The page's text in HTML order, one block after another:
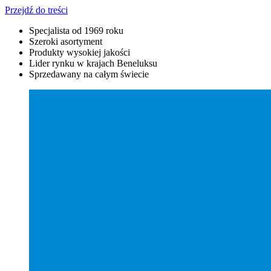
Przejdź do treści
Specjalista od 1969 roku
Szeroki asortyment
Produkty wysokiej jakości
Lider rynku w krajach Beneluksu
Sprzedawany na całym świecie